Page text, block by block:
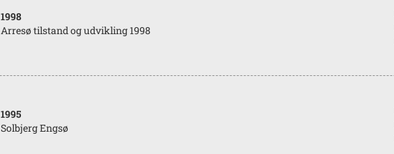
1998
Arresø tilstand og udvikling 1998
1995
Solbjerg Engsø